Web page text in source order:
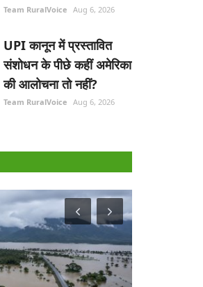
Team RuralVoice Aug 6, 2026
UPI कानून में प्रस्तावित
संशोधन के पीछे कहीं अमेरिका
की आलोचना तो नहीं?
Team RuralVoice Aug 6, 2026
Awards 2022